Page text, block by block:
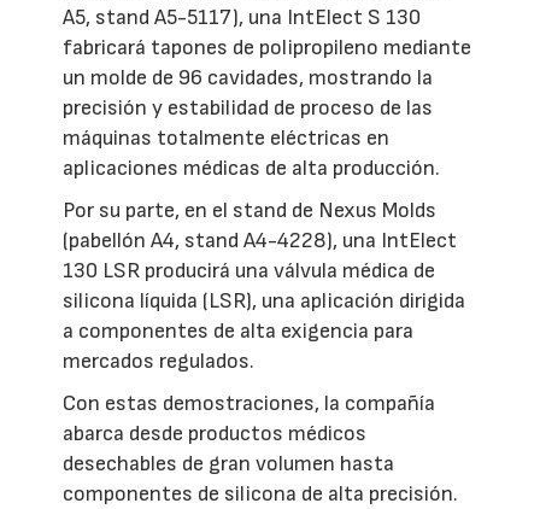
A5, stand A5-5117), una IntElect S 130
fabricará tapones de polipropileno mediante
un molde de 96 cavidades, mostrando la
precisión y estabilidad de proceso de las
máquinas totalmente eléctricas en
aplicaciones médicas de alta producción.
Por su parte, en el stand de Nexus Molds
(pabellón A4, stand A4-4228), una IntElect
130 LSR producirá una válvula médica de
silicona líquida (LSR), una aplicación dirigida
a componentes de alta exigencia para
mercados regulados.
Con estas demostraciones, la compañía
abarca desde productos médicos
desechables de gran volumen hasta
componentes de silicona de alta precisión.